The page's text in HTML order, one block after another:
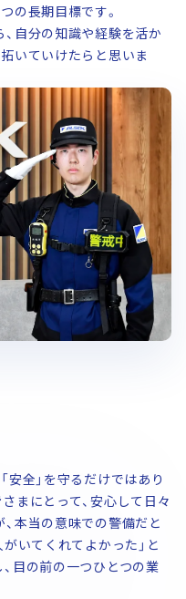
の長期目標です。
自分の知識や経験を活か
いていけたらと思いま
安全」を守るだけではあり
まにとって、安心して日々
本当の意味での警備だと
がいてくれてよかった」と
目の前の一つひとつの業